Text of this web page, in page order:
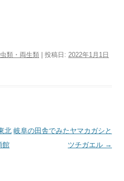
類・両生類 | 投稿日: 2022年1月1日
北
館
岐阜の田舎でみたヤマカガシと
ツチガエル →